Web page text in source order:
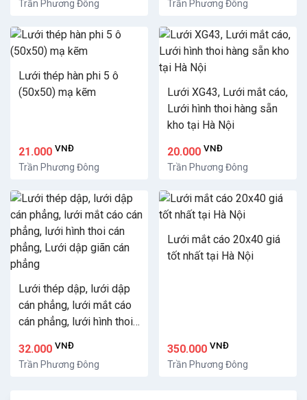
Trần Phương Đông Trần Phương Đông
Lưới thép hàn phi 5 ô
(50x50) mạ kẽm
21.000 VNĐ
Trần Phương Đông
Lưới XG43, Lưới mắt cáo,
Lưới hình thoi hàng sẵn
kho tại Hà Nội
20.000 VNĐ
Trần Phương Đông
Lưới thép dập, lưới dập
cán phẳng, lưới mắt cáo
cán phẳng, lưới hình thoi
cán phẳng
32.000 VNĐ
Trần Phương Đông
Lưới mắt cáo 20x40 giá
tốt nhất tại Hà Nội
350.000 VNĐ
Trần Phương Đông